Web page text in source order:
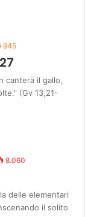
945
canterà il gallo,
(Gv 13,21-
8.060
delle elementari
il solito